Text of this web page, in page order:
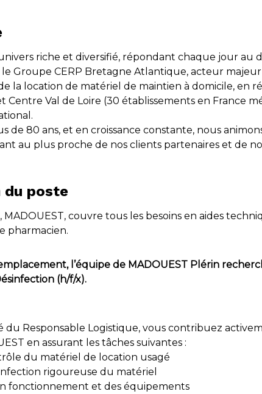
riche et diversifié, répondant chaque jour au
le Groupe CERP Bretagne Atlantique, acteur
la location de matériel de maintien à domicile, en
Val de Loire (30 établissements en France
de 80 ans, et en croissance constante, nous
au plus proche de nos clients partenaires et de
du poste
MADOUEST, couvre tous les besoins en aides
pharmacien.
l’équipe de MADOUEST Plérin
(h/f/x).
du Responsable Logistique, vous contribuez
en assurant les tâches suivantes :
du matériel de location usagé
rigoureuse du matériel
fonctionnement et des équipements